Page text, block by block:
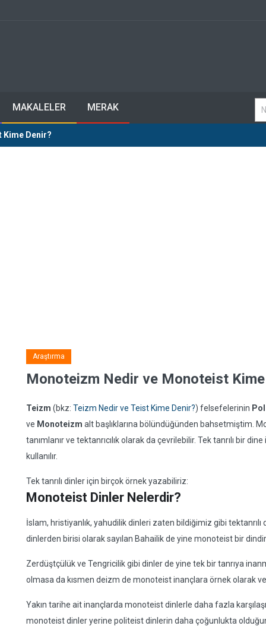
MAKALELER MERAK
Denir?
Araştırma
Monoteizm Nedir ve Monoteist
Teizm (bkz: Teizm Nedir ve Teist Kime Denir?) felsefelerinin
ve Monoteizm alt başlıklarına bölündüğünden bahsetmiştim.
tanımlanır ve tektanrıcılık olarak da çevrilebilir. Tek tanrılı bir
kullanılır.
Tek tanrılı dinler için birçok örnek yazabiliriz:
Monoteist Dinler Nelerdir?
İslam, hristiyanlık, yahudilik dinleri zaten bildiğimiz gibi
dinlerden birisi olarak sayılan Bahailik de yine monoteist bir
Zerdüştçülük ve Tengricilik gibi dinler de yine tek bir tanrıya
olmasa da kısmen deizm de monoteist inançlara örnek olarak
Yakın tarihe ait inançlarda monoteist dinlerle daha fazla
monoteist dinler yerine politeist dinlerin daha çoğunlukta